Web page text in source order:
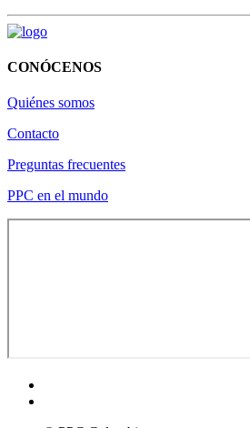
CONÓCENOS
Quiénes somos
Contacto
Preguntas frecuentes
PPC en el mundo